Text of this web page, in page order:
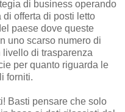
di business operando
offerta di posti letto
paese dove queste
uno scarso numero di
di trasparenza
per quanto riguarda le
forniti.
Basti pensare che solo